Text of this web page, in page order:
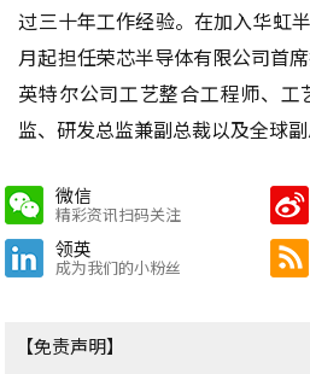
过三十年工作经验。在加入华虹
月起担任荣芯半导体有限公司首
英特尔公司工艺整合工程师、
监、研发总监兼副总裁以及全球副
微信
精彩资讯扫码关注
领英
成为我们的小粉丝
【免责声明】